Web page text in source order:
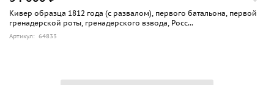
Кивер образца 1812 года (с развалом), первого батальона, первой
гренадерской роты, гренадерского взвода, Росс...
Артикул: 64833